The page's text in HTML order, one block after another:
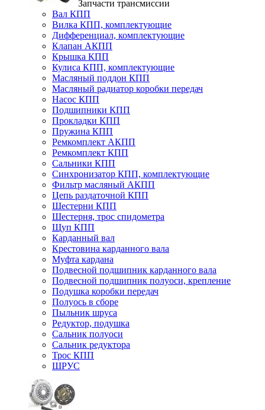
Запчасти трансмиссии
Вал КПП
Вилка КПП, комплектующие
Дифференциал, комплектующие
Клапан АКПП
Крышка КПП
Кулиса КПП, комплектующие
Масляный поддон КПП
Масляный радиатор коробки передач
Насос КПП
Подшипники КПП
Прокладки КПП
Пружина КПП
Ремкомплект АКПП
Ремкомплект КПП
Сальники КПП
Синхронизатор КПП, комплектующие
Фильтр масляный АКПП
Цепь раздаточной КПП
Шестерни КПП
Шестерня, трос спидометра
Щуп КПП
Карданный вал
Крестовина карданного вала
Муфта кардана
Подвесной подшипник карданного вала
Подвесной подшипник полуоси, крепление
Подушка коробки передач
Полуось в сборе
Пыльник шруса
Редуктор, подушка
Сальник полуоси
Сальник редуктора
Трос КПП
ШРУС